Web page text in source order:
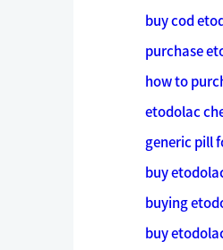
buy cod
purchase
how to
etodolac
generic pill
buy
buying
buy